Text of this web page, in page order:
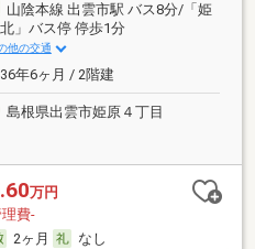
山陰本線 出雲市駅 バス8分/「姫
」バス停 停歩1分
他の交通
年6ヶ月 / 2階建
島根県出雲市姫原４丁目
万円
費-
2ヶ月
なし